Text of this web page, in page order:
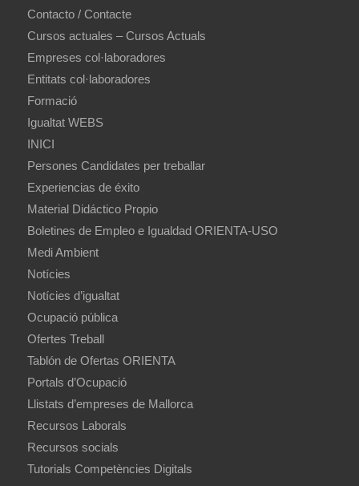
Contacto / Contacte
Cursos actuales – Cursos Actuals
Empreses col·laboradores
Entitats col·laboradores
Formació
Igualtat WEBS
INICI
Persones Candidates per treballar
Experiencias de éxito
Material Didáctico Propio
Boletines de Empleo e Igualdad ORIENTA-USO
Medi Ambient
Notícies
Notícies d’igualtat
Ocupació pública
Ofertes Treball
Tablón de Ofertas ORIENTA
Portals d’Ocupació
Llistats d’empreses de Mallorca
Recursos Laborals
Recursos socials
Tutorials Competències Digitals